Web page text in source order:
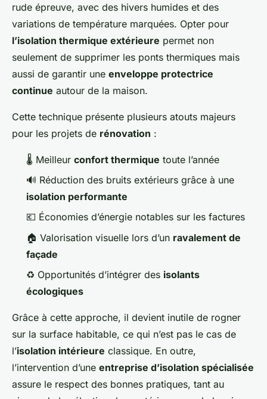
rude épreuve, avec des hivers humides et des
variations de température marquées. Opter pour
l’isolation thermique extérieure permet non
seulement de supprimer les ponts thermiques mais
aussi de garantir une enveloppe protectrice
continue autour de la maison.
Cette technique présente plusieurs atouts majeurs
pour les projets de rénovation :
🌡️ Meilleur confort thermique toute l’année
🔊 Réduction des bruits extérieurs grâce à une
isolation performante
💶 Économies d’énergie notables sur les factures
🏠 Valorisation visuelle lors d’un ravalement de
façade
♻️ Opportunités d’intégrer des isolants
écologiques
Grâce à cette approche, il devient inutile de rogner
sur la surface habitable, ce qui n’est pas le cas de
l’isolation intérieure classique. En outre,
l’intervention d’une entreprise d’isolation spécialisée
assure le respect des bonnes pratiques, tant au